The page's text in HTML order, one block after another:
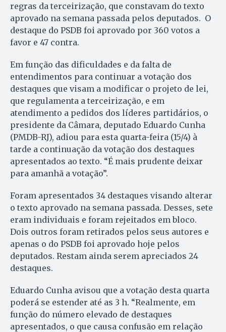
regras da terceirização, que constavam do texto
aprovado na semana passada pelos deputados. O
destaque do PSDB foi aprovado por 360 votos a
favor e 47 contra.
Em função das dificuldades e da falta de
entendimentos para continuar a votação dos
destaques que visam a modificar o projeto de lei,
que regulamenta a terceirização, e em
atendimento a pedidos dos líderes partidários, o
presidente da Câmara, deputado Eduardo Cunha
(PMDB-RJ), adiou para esta quarta-feira (15/4) à
tarde a continuação da votação dos destaques
apresentados ao texto. “É mais prudente deixar
para amanhã a votação”.
Foram apresentados 34 destaques visando alterar
o texto aprovado na semana passada. Desses, sete
eram individuais e foram rejeitados em bloco.
Dois outros foram retirados pelos seus autores e
apenas o do PSDB foi aprovado hoje pelos
deputados. Restam ainda serem apreciados 24
destaques.
Eduardo Cunha avisou que a votação desta quarta
poderá se estender até as 3 h. “Realmente, em
função do número elevado de destaques
apresentados, o que causa confusão em relação